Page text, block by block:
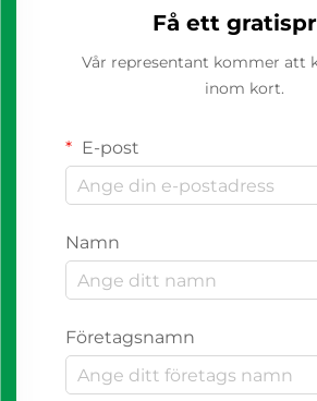
Få ett
Vår representant kommer att
inom kort.
E-post
Namn
Företagsnamn